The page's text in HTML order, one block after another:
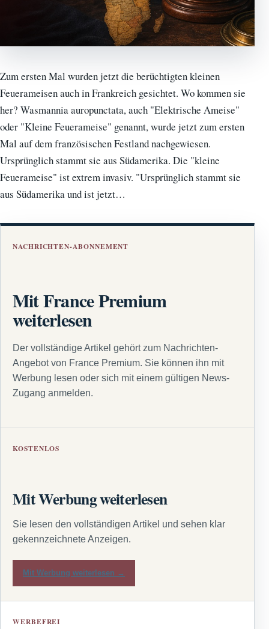
Zum ersten Mal wurden jetzt die berüchtigten kleinen
Feuerameisen auch in Frankreich gesichtet. Wo kommen sie
her? Wasmannia auropunctata, auch "Elektrische Ameise"
oder "Kleine Feuerameise" genannt, wurde jetzt zum ersten
Mal auf dem französischen Festland nachgewiesen.
Ursprünglich stammt sie aus Südamerika. Die "kleine
Feuerameise" ist extrem invasiv. "Ursprünglich stammt sie
aus Südamerika und ist jetzt…
NACHRICHTEN-ABONNEMENT
Mit France Premium
weiterlesen
Der vollständige Artikel gehört zum Nachrichten-
Angebot von France Premium. Sie können ihn mit
Werbung lesen oder sich mit einem gültigen News-
Zugang anmelden.
KOSTENLOS
Mit Werbung weiterlesen
Sie lesen den vollständigen Artikel und sehen klar
gekennzeichnete Anzeigen.
Mit Werbung weiterlesen →
WERBEFREI